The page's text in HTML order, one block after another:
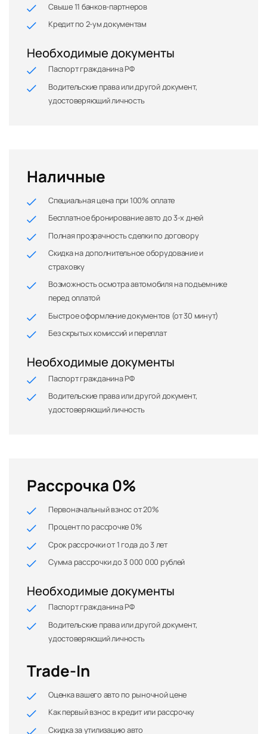
Свыше 11 банков-партнеров
Кредит по 2-ум документам
Необходимые документы
Паспорт гражданина РФ
Водительские права или другой документ,
удостоверяющий личность
Наличные
Специальная цена при 100% оплате
Бесплатное бронирование авто до 3-х дней
Полная прозрачность сделки по договору
Скидка на дополнительное оборудование и
страховку
Возможность осмотра автомобиля на подъемнике
перед оплатой
Быстрое оформление документов (от 30 минут)
Без скрытых комиссий и переплат
Необходимые документы
Паспорт гражданина РФ
Водительские права или другой документ,
удостоверяющий личность
Рассрочка 0%
Первоначальный взнос от 20%
Процент по рассрочке 0%
Срок рассрочки от 1 года до 3 лет
Сумма рассрочки до 3 000 000 рублей
Необходимые документы
Паспорт гражданина РФ
Водительские права или другой документ,
удостоверяющий личность
Trade-In
Оценка вашего авто по рыночной цене
Как первый взнос в кредит или рассрочку
Скидка за утилизацию авто